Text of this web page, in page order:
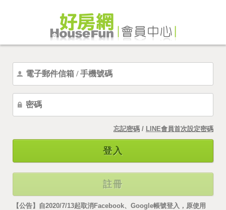
忘記密碼 / LINE會員首次設定密碼
登入
註冊
【公告】自2020/7/13起取消Facebook、Google帳號登入，原使用